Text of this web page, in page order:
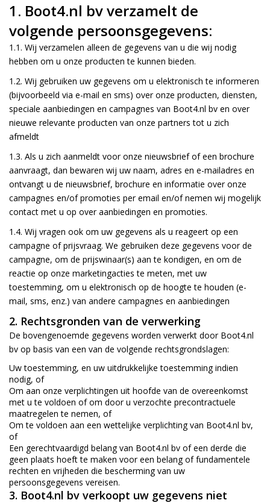
1. Boot4.nl bv verzamelt de
volgende persoonsgegevens:
1.1. Wij verzamelen alleen de gegevens van u die wij nodig
hebben om u onze producten te kunnen bieden.
1.2. Wij gebruiken uw gegevens om u elektronisch te informeren
(bijvoorbeeld via e-mail en sms) over onze producten, diensten,
speciale aanbiedingen en campagnes van Boot4.nl bv en over
nieuwe relevante producten van onze partners tot u zich
afmeldt
1.3. Als u zich aanmeldt voor onze nieuwsbrief of een brochure
aanvraagt, dan bewaren wij uw naam, adres en e-mailadres en
ontvangt u de nieuwsbrief, brochure en informatie over onze
campagnes en/of promoties per email en/of nemen wij mogelijk
contact met u op over aanbiedingen en promoties.
1.4. Wij vragen ook om uw gegevens als u reageert op een
campagne of prijsvraag. We gebruiken deze gegevens voor de
campagne, om de prijswinaar(s) aan te kondigen, en om de
reactie op onze marketingacties te meten, met uw
toestemming, om u elektronisch op de hoogte te houden (e-
mail, sms, enz.) van andere campagnes en aanbiedingen
2. Rechtsgronden van de verwerking
De bovengenoemde gegevens worden verwerkt door Boot4.nl
bv op basis van een van de volgende rechtsgrondslagen:
Uw toestemming, en uw uitdrukkelijke toestemming indien
nodig, of
Om aan onze verplichtingen uit hoofde van de overeenkomst
met u te voldoen of om door u verzochte precontractuele
maatregelen te nemen, of
Om te voldoen aan een wettelijke verplichting van Boot4.nl bv,
of
Een gerechtvaardigd belang van Boot4.nl bv of een derde die
geen plaats hoeft te maken voor een belang of fundamentele
rechten en vrijheden die bescherming van uw
persoonsgegevens vereisen.
3. Boot4.nl bv verkoopt uw gegevens niet